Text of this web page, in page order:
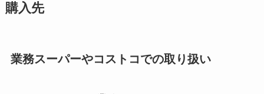
購入先
業務スーパーやコストコでの取り扱い